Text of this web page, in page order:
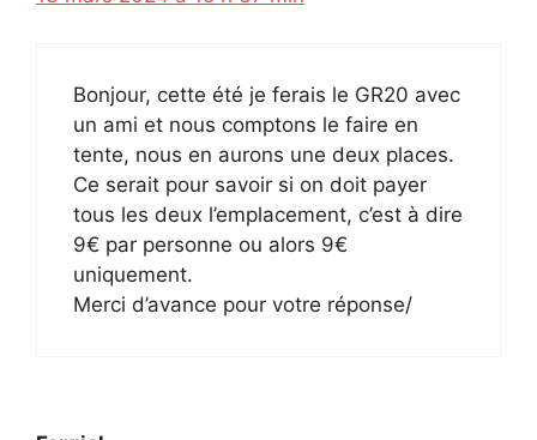
Bonjour, cette été je ferais le GR20 avec
un ami et nous comptons le faire en
tente, nous en aurons une deux places.
Ce serait pour savoir si on doit payer
tous les deux l’emplacement, c’est à dire
9€ par personne ou alors 9€
uniquement.
Merci d’avance pour votre réponse/